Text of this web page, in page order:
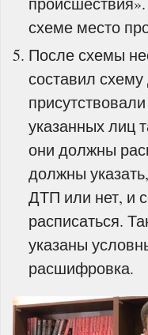
схеме место
После схемы
составил
указанных лиц
они должны
должны
ДТП или нет, и
расписаться.
указаны
расшифровка.